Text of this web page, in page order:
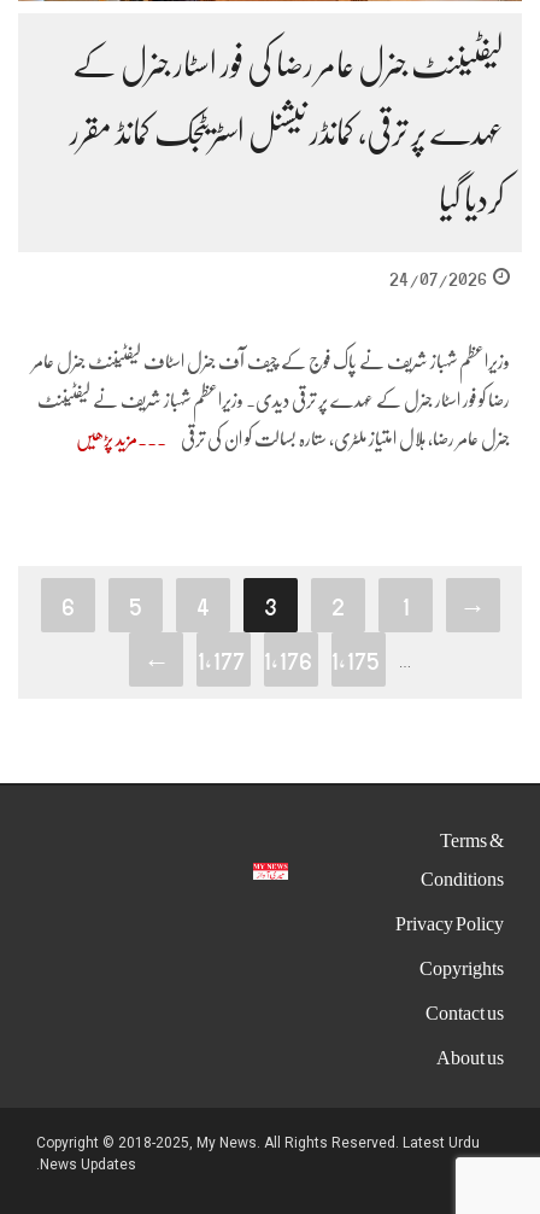
لیفٹیننٹ جنرل عامر رضا کی فور اسٹار جنرل کے
عہدے پر ترقی، کمانڈر نیشنل اسٹریٹجک کمانڈ مقرر
کردیا گیا
24/07/2026
وزیراعظم شہباز شریف نے پاک فوج کے چیف آف جنرل اسٹاف لیفٹیننٹ جنرل عامر
رضا کو فور اسٹار جنرل کے عہدے پر ترقی دیدی۔ وزیراعظم شہباز شریف نے لیفٹیننٹ
جنرل عامر رضا، ہلال امتیاز ملٹری، ستارہ بسالت کو ان کی ترقی مزید پڑھیں
→
1
2
3
4
5
6
1,175
1,176
1,177
←
Terms &
Conditions
Privacy Policy
Copyrights
Contact us
About us
Copyright © 2018-2025, My News. All Rights Reserved. Latest Urdu
News Updates.